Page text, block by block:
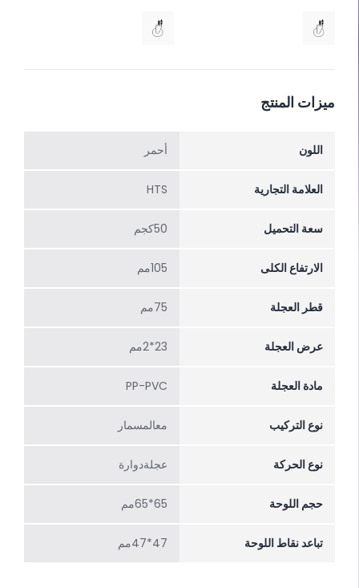
ميزات المنتج
اللون أحمر
العلامة التجارية HTS
سعة التحميل 50كجم
الارتفاع الکلی 105مم
قطر العجلة 75مم
عرض العجلة 23*2مم
مادة العجلة PP-PVC
نوع التركيب معالمسمار
نوع الحركة عجلةدوارة
حجم اللوحة 65*65مم
تباعد نقاط اللوحة 47*47مم